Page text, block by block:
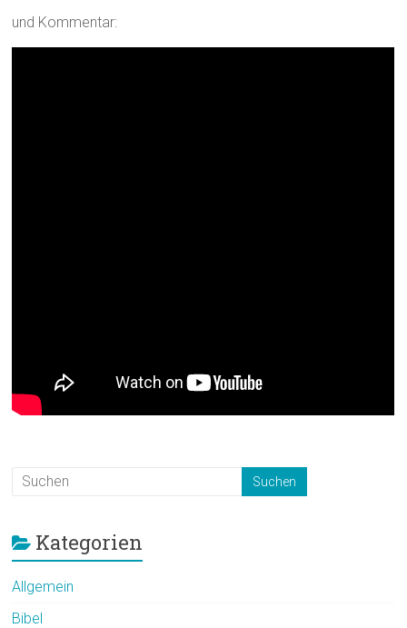
und Kommentar:
Kategorien
Allgemein
Bibel